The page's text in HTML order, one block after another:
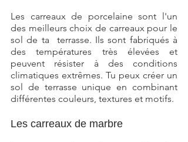
Les carreaux de porcelaine sont l'un
des meilleurs choix de carreaux pour le
sol de ta  terrasse. Ils sont fabriqués à
des températures très élevées et
peuvent résister à des conditions
climatiques extrêmes. Tu peux créer un
sol de terrasse unique en combinant
différentes couleurs, textures et motifs.
Les carreaux de marbre